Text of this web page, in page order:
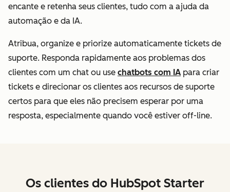
encante e retenha seus clientes, tudo com a ajuda da
automação e da IA.
Atribua, organize e priorize automaticamente tickets de
suporte. Responda rapidamente aos problemas dos
clientes com um chat ou use chatbots com IA para criar
tickets e direcionar os clientes aos recursos de suporte
certos para que eles não precisem esperar por uma
resposta, especialmente quando você estiver off-line.
Os clientes do HubSpot Starter